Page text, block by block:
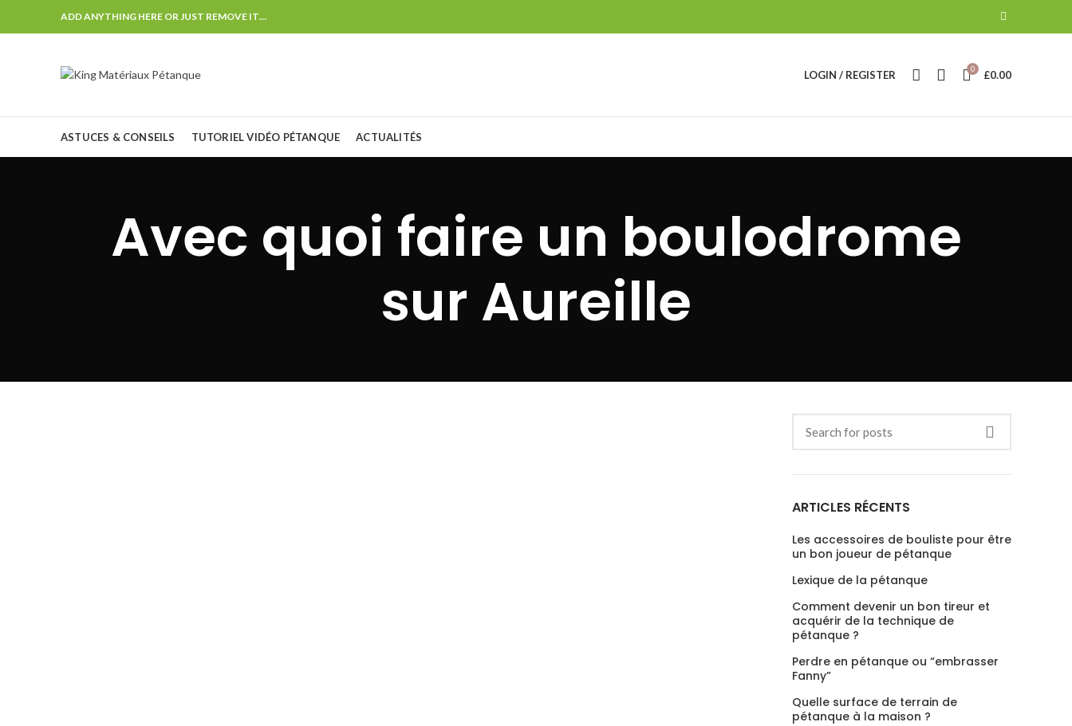
ADD ANYTHING HERE OR JUST REMOVE IT…
LOGIN / REGISTER 0 £0.00
ASTUCES & CONSEILS TUTORIEL VIDÉO PÉTANQUE ACTUALITÉS
Avec quoi faire un boulodrome
sur Aureille
ARTICLES RÉCENTS
Les accessoires de bouliste pour être
un bon joueur de pétanque
Lexique de la pétanque
Comment devenir un bon tireur et
acquérir de la technique de
pétanque ?
Perdre en pétanque ou “embrasser
Fanny”
Quelle surface de terrain de
pétanque à la maison ?